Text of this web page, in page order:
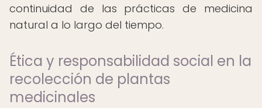
continuidad de las prácticas de medicina
natural a lo largo del tiempo.
Ética y responsabilidad social en la
recolección de plantas
medicinales